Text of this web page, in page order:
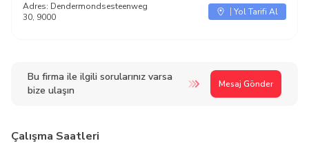
Bu firma ile ilgili sorularınız varsa
bize ulaşın
Mesaj Gönder
Adres: Dendermondsesteenweg
30, 9000
Yol Tarifi Al
Çalışma Saatleri